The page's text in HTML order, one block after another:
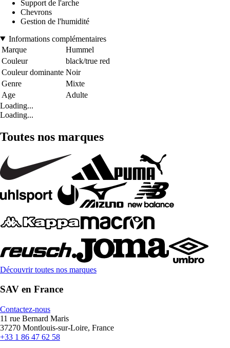
Support de l'arche
Chevrons
Gestion de l'humidité
Informations complémentaires
Marque
Hummel
Couleur
black/true red
Couleur dominante Noir
Genre
Mixte
Age
Adulte
Loading...
Loading...
Toutes nos marques
Découvrir toutes nos marques
SAV en France
Contactez-nous
11 rue Bernard Maris
37270 Montlouis-sur-Loire, France
+33 1 86 47 62 58